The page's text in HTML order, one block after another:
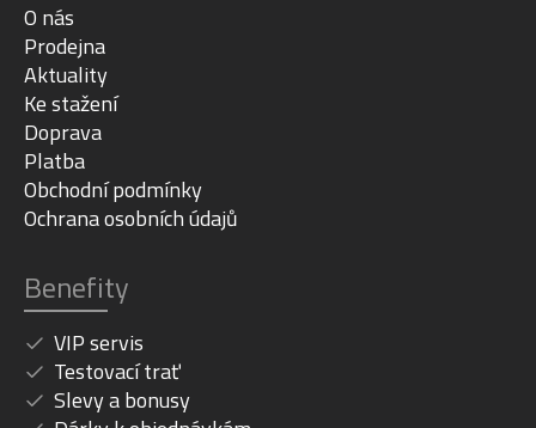
O nás
Prodejna
Aktuality
Ke stažení
Doprava
Platba
Obchodní podmínky
Ochrana osobních údajů
Benefity
VIP servis
Testovací trať
Slevy a bonusy